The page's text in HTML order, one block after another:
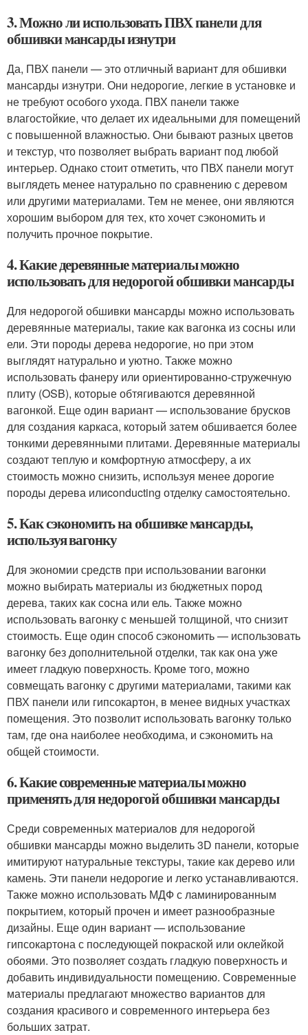
3. Можно ли использовать ПВХ панели для
обшивки мансарды изнутри
Да, ПВХ панели — это отличный вариант для обшивки
мансарды изнутри. Они недорогие, легкие в установке и
не требуют особого ухода. ПВХ панели также
влагостойкие, что делает их идеальными для помещений
с повышенной влажностью. Они бывают разных цветов
и текстур, что позволяет выбрать вариант под любой
интерьер. Однако стоит отметить, что ПВХ панели могут
выглядеть менее натурально по сравнению с деревом
или другими материалами. Тем не менее, они являются
хорошим выбором для тех, кто хочет сэкономить и
получить прочное покрытие.
4. Какие деревянные материалы можно
использовать для недорогой обшивки мансарды
Для недорогой обшивки мансарды можно использовать
деревянные материалы, такие как вагонка из сосны или
ели. Эти породы дерева недорогие, но при этом
выглядят натурально и уютно. Также можно
использовать фанеру или ориентированно-стружечную
плиту (OSB), которые обтягиваются деревянной
вагонкой. Еще один вариант — использование брусков
для создания каркаса, который затем обшивается более
тонкими деревянными плитами. Деревянные материалы
создают теплую и комфортную атмосферу, а их
стоимость можно снизить, используя менее дорогие
породы дерева илиconducting отделку самостоятельно.
5. Как сэкономить на обшивке мансарды,
используя вагонку
Для экономии средств при использовании вагонки
можно выбирать материалы из бюджетных пород
дерева, таких как сосна или ель. Также можно
использовать вагонку с меньшей толщиной, что снизит
стоимость. Еще один способ сэкономить — использовать
вагонку без дополнительной отделки, так как она уже
имеет гладкую поверхность. Кроме того, можно
совмещать вагонку с другими материалами, такими как
ПВХ панели или гипсокартон, в менее видных участках
помещения. Это позволит использовать вагонку только
там, где она наиболее необходима, и сэкономить на
общей стоимости.
6. Какие современные материалы можно
применять для недорогой обшивки мансарды
Среди современных материалов для недорогой
обшивки мансарды можно выделить 3D панели, которые
имитируют натуральные текстуры, такие как дерево или
камень. Эти панели недорогие и легко устанавливаются.
Также можно использовать МДФ с ламинированным
покрытием, который прочен и имеет разнообразные
дизайны. Еще один вариант — использование
гипсокартона с последующей покраской или оклейкой
обоями. Это позволяет создать гладкую поверхность и
добавить индивидуальности помещению. Современные
материалы предлагают множество вариантов для
создания красивого и современного интерьера без
больших затрат.